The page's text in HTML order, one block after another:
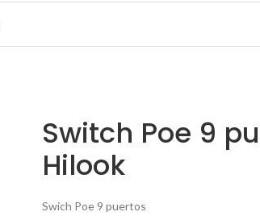
Switch Poe 9
Hilook
Swich Poe 9 puertos